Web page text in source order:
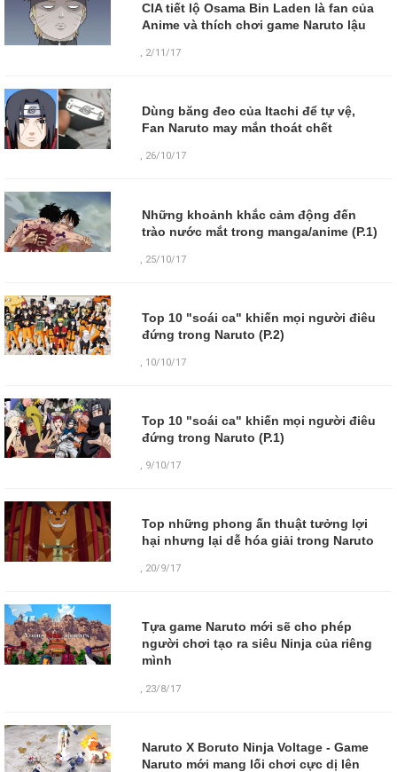
CIA tiết lộ Osama Bin Laden là fan của
Anime và thích chơi game Naruto lậu
, 2/11/17
Dùng băng đeo của Itachi để tự vệ,
Fan Naruto may mắn thoát chết
, 26/10/17
Những khoảnh khắc cảm động đến
trào nước mắt trong manga/anime (P.1)
, 25/10/17
Top 10 "soái ca" khiến mọi người điêu
đứng trong Naruto (P.2)
, 10/10/17
Top 10 "soái ca" khiến mọi người điêu
đứng trong Naruto (P.1)
, 9/10/17
Top những phong ấn thuật tưởng lợi
hại nhưng lại dễ hóa giải trong Naruto
, 20/9/17
Tựa game Naruto mới sẽ cho phép
người chơi tạo ra siêu Ninja của riêng
mình
23/8/17
Naruto X Boruto Ninja Voltage - Game
Naruto mới mang lối chơi cực dị lên